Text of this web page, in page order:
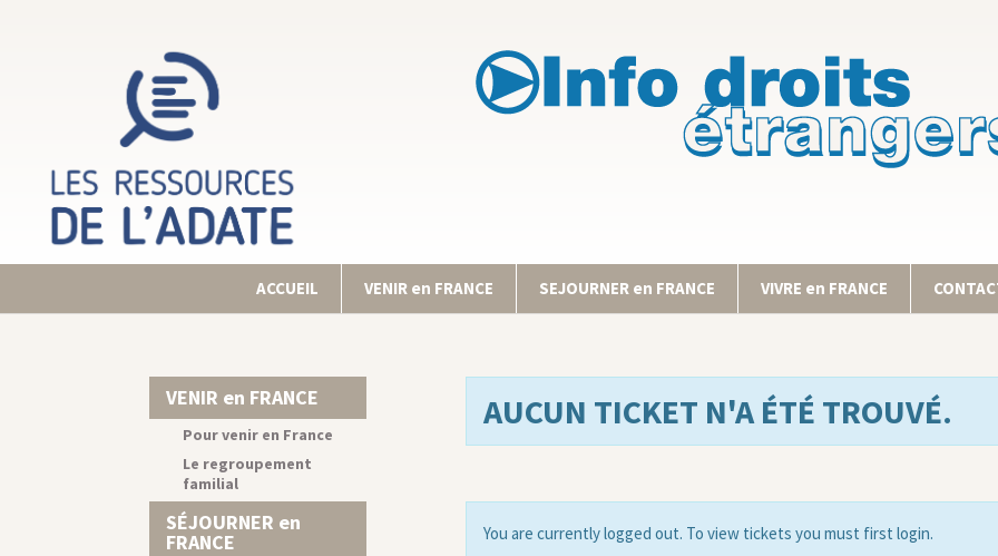
ACCUEIL VENIR en FRANCE SEJOURNER en FRANCE VIVRE en FRANCE
AUCUN TICKET N'A ÉTÉ TROUVÉ.
You are currently logged out. To view tickets you must first login.
VENIR en FRANCE
Pour venir en France
Le regroupement
familial
SÉJOURNER en
FRANCE